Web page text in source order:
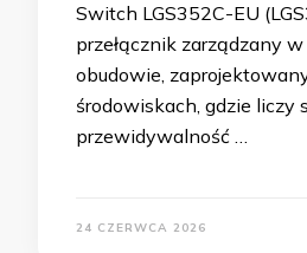
Switch LGS352C-EU
przełącznik zarządzany w
obudowie,
środowiskach, gdzie liczy
przewidywalność …
24 CZERWCA 2026